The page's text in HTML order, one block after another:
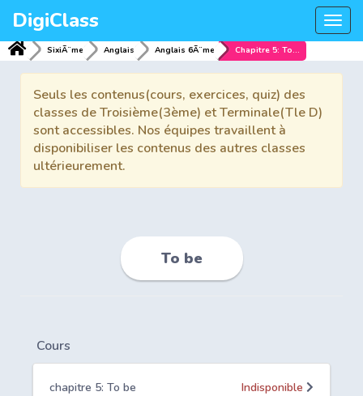
DigiClass
SixiÃ¨me Anglais Anglais 6Ã¨me Chapitre 5: To be
Seuls les contenus(cours, exercices, quiz) des
classes de Troisième(3ème) et Terminale(Tle D)
sont accessibles. Nos équipes travaillent à
disponibiliser les contenus des autres classes
ultérieurement.
To be
Cours
chapitre 5: To be Indisponible